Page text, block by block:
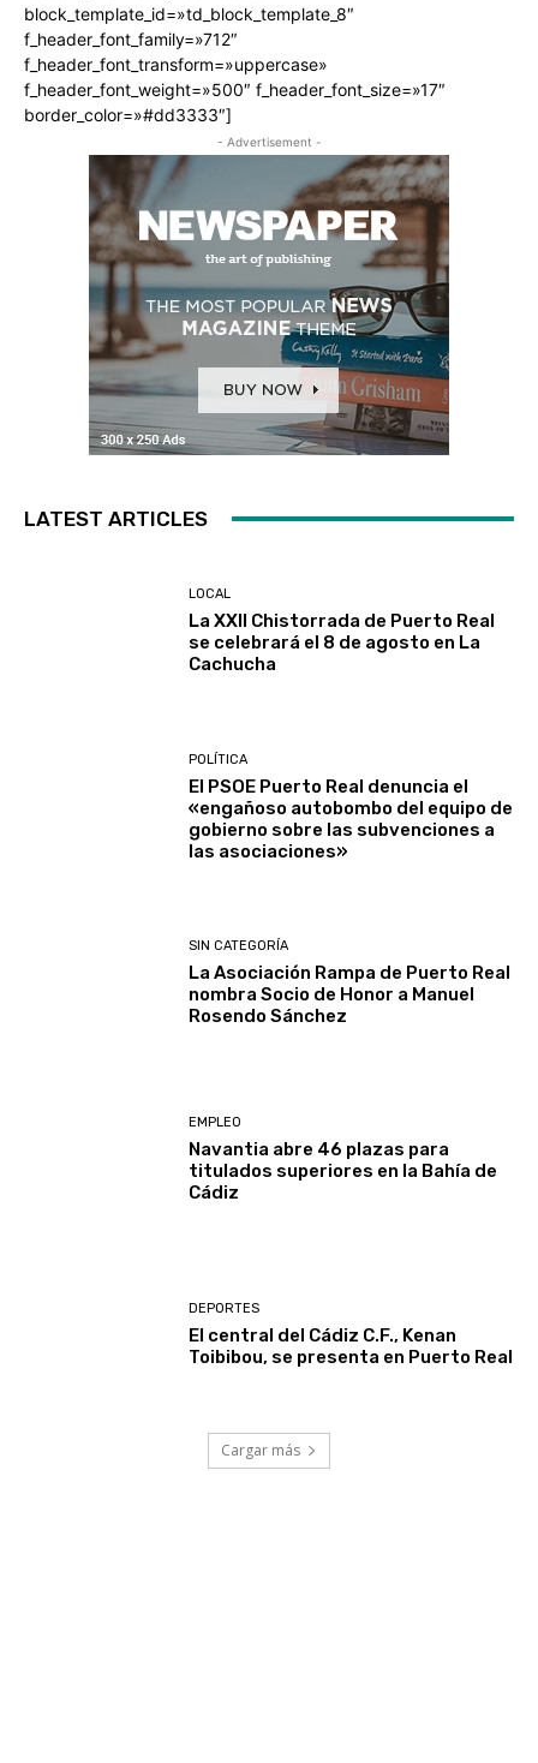
block_template_id=»td_block_template_8″
f_header_font_family=»712″
f_header_font_transform=»uppercase»
f_header_font_weight=»500″ f_header_font_size=»17″
border_color=»#dd3333″]
- Advertisement -
LATEST ARTICLES
LOCAL
La XXII Chistorrada de Puerto Real
se celebrará el 8 de agosto en La
Cachucha
POLÍTICA
El PSOE Puerto Real denuncia el
«engañoso autobombo del equipo de
gobierno sobre las subvenciones a
las asociaciones»
SIN CATEGORÍA
La Asociación Rampa de Puerto Real
nombra Socio de Honor a Manuel
Rosendo Sánchez
EMPLEO
Navantia abre 46 plazas para
titulados superiores en la Bahía de
Cádiz
DEPORTES
El central del Cádiz C.F., Kenan
Toibibou, se presenta en Puerto Real
Cargar más